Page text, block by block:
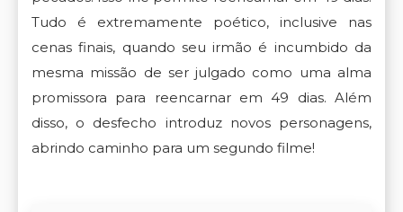
Tudo é extremamente poético, inclusive nas
cenas finais, quando seu irmão é incumbido da
mesma missão de ser julgado como uma alma
promissora para reencarnar em 49 dias. Além
disso, o desfecho introduz novos personagens,
abrindo caminho para um segundo filme!